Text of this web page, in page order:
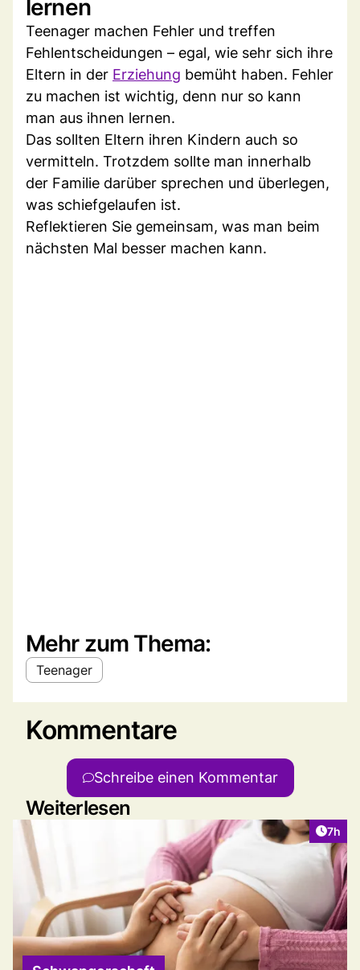
lernen
Teenager machen Fehler und treffen
Fehlentscheidungen – egal, wie sehr sich ihre
Eltern in der Erziehung bemüht haben. Fehler
zu machen ist wichtig, denn nur so kann
man aus ihnen lernen.
Das sollten Eltern ihren Kindern auch so
vermitteln. Trotzdem sollte man innerhalb
der Familie darüber sprechen und überlegen,
was schiefgelaufen ist.
Reflektieren Sie gemeinsam, was man beim
nächsten Mal besser machen kann.
Mehr zum Thema:
Teenager
Kommentare
Schreibe einen Kommentar
Weiterlesen
7h